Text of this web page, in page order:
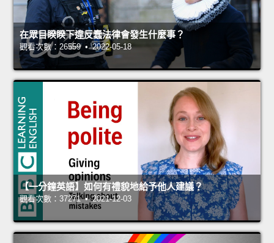
在眾目睽睽下違反蠢法律會發生什麼事？
觀看次數：26559 • 2022-05-18
【一分鐘英語】如何有禮貌地給予他人建議？
觀看次數：37271 • 2021-12-03